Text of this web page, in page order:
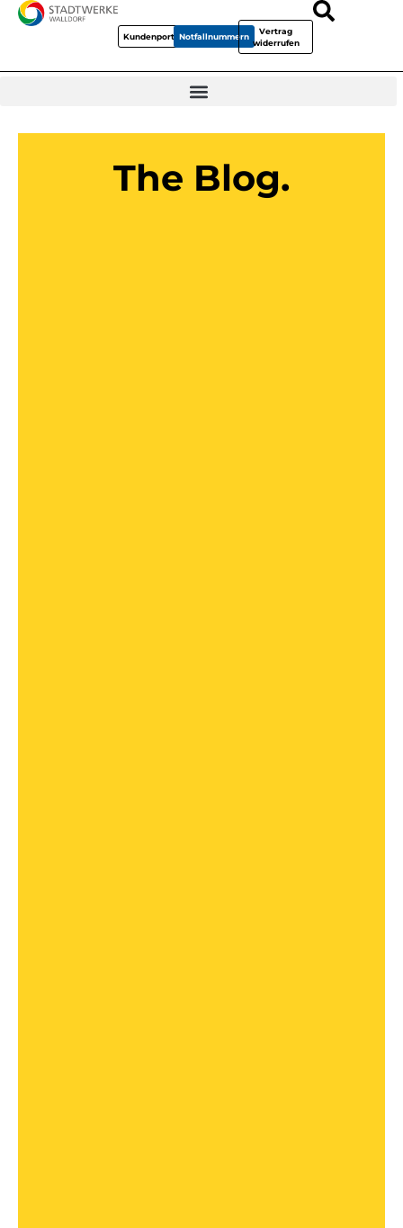
KundenportalNotfallnummern
Vertrag
widerrufen
The Blog.